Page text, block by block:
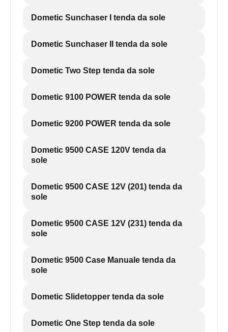
Dometic Sunchaser I tenda da sole
Dometic Sunchaser II tenda da sole
Dometic Two Step tenda da sole
Dometic 9100 POWER tenda da sole
Dometic 9200 POWER tenda da sole
Dometic 9500 CASE 120V tenda da
sole
Dometic 9500 CASE 12V (201) tenda da
sole
Dometic 9500 CASE 12V (231) tenda da
sole
Dometic 9500 Case Manuale tenda da
sole
Dometic Slidetopper tenda da sole
Dometic One Step tenda da sole